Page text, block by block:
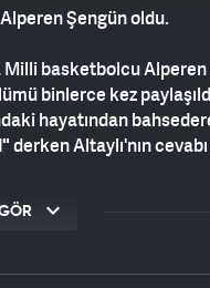
Şengün oldu.
Milli basketbolcu
binlerce kez
hayatından
derken Altaylı'nın
diye cevap vermiş bu